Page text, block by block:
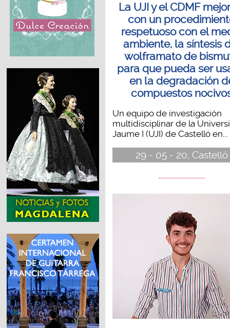
La UJI y el CDMF
con un
respetuoso con el
ambiente, la síntesis
wolframato de
para que pueda ser
en la degradación
compuestos
Un equipo de investigación
multidisciplinar de la
Jaume I (UJI) de Castelló en...
29 - 05 - 20, Castelló